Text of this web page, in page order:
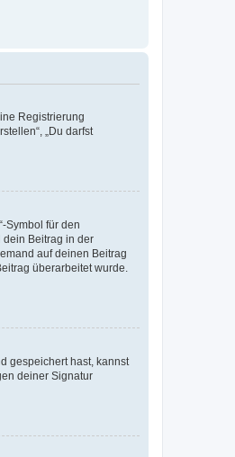
Registrierung
„Du darfst
Symbol für den
dein Beitrag in der
auf deinen Beitrag
überarbeitet wurde.
gespeichert hast, kannst
deiner Signatur